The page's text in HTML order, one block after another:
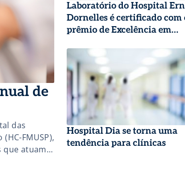
de
das
FMUSP),
que atuam
Laboratório do Hospital
Dornelles é certificado com
prêmio de Excelência em
Hospital Dia se torna uma
tendência para clínicas